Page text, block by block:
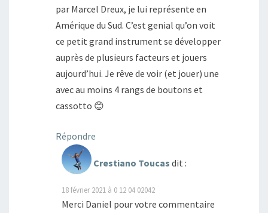
par Marcel Dreux, je lui représente en
Amérique du Sud. C’est genial qu’on voit
ce petit grand instrument se développer
auprès de plusieurs facteurs et jouers
aujourd’hui. Je rêve de voir (et jouer) une
avec au moins 4 rangs de boutons et
cassotto 😊
Répondre
Crestiano Toucas dit :
18 février 2021 à 0 12 04 02042
Merci Daniel pour votre commentaire